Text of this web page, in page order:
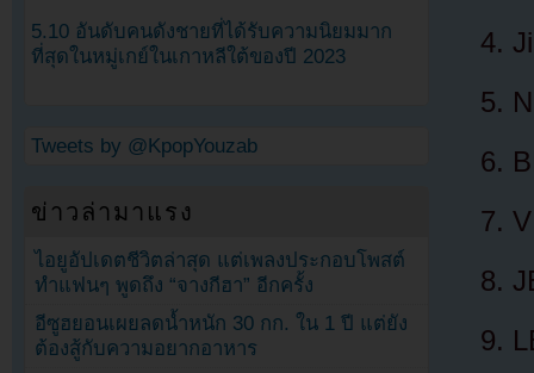
5.10 อันดับคนดังชายที่ได้รับความนิยมมาก
ที่สุดในหมู่เกย์ในเกาหลีใต้ของปี 2023
Tweets by @KpopYouzab
ข่าวล่ามาแรง
ไอยูอัปเดตชีวิตล่าสุด แต่เพลงประกอบโพสต์
ทำแฟนๆ พูดถึง “จางกีฮา” อีกครั้ง
อีซูฮยอนเผยลดน้ำหนัก 30 กก. ใน 1 ปี แต่ยัง
ต้องสู้กับความอยากอาหาร